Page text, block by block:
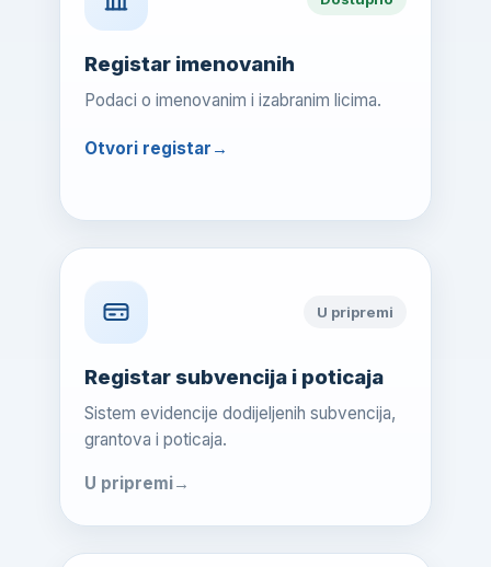
Registar imenovanih
Podaci o imenovanim i izabranim licima.
Otvori registar
U pripremi
Registar subvencija i poticaja
Sistem evidencije dodijeljenih subvencija,
grantova i poticaja.
U pripremi